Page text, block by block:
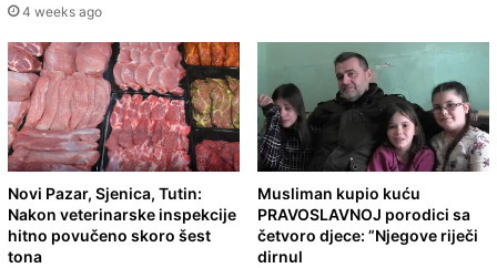
4 weeks ago
Novi Pazar, Sjenica, Tutin:
Nakon veterinarske inspekcije
hitno povučeno skoro šest
tona
Musliman kupio kuću
PRAVOSLAVNOJ porodici sa
četvoro djece: ”Njegove riječi
dirnul